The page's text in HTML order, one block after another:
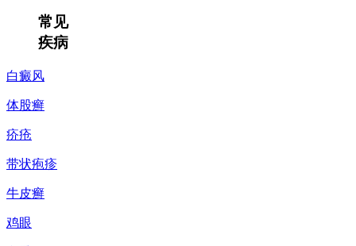
常见
疾病
白癜风
体股癣
疥疮
带状疱疹
牛皮癣
鸡眼